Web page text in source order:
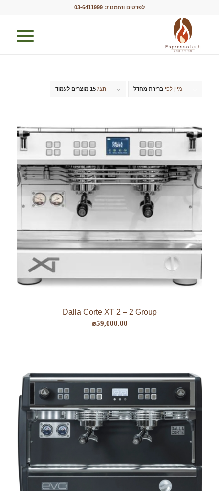
לפרטים והזמנות: 03-6411999
מיין לפי ברירת מחדל הצג 15 מוצרים לעמוד
Dalla Corte XT 2 – 2 Group
₪59,000.00